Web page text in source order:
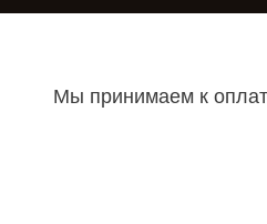
Мы принимаем к